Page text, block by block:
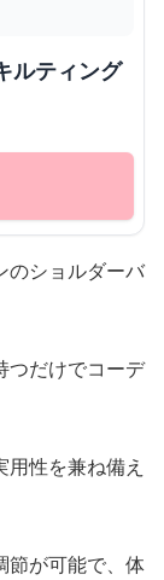
ルティング
のショルダーバ
つだけでコーデ
性を兼ね備え
節が可能で、体